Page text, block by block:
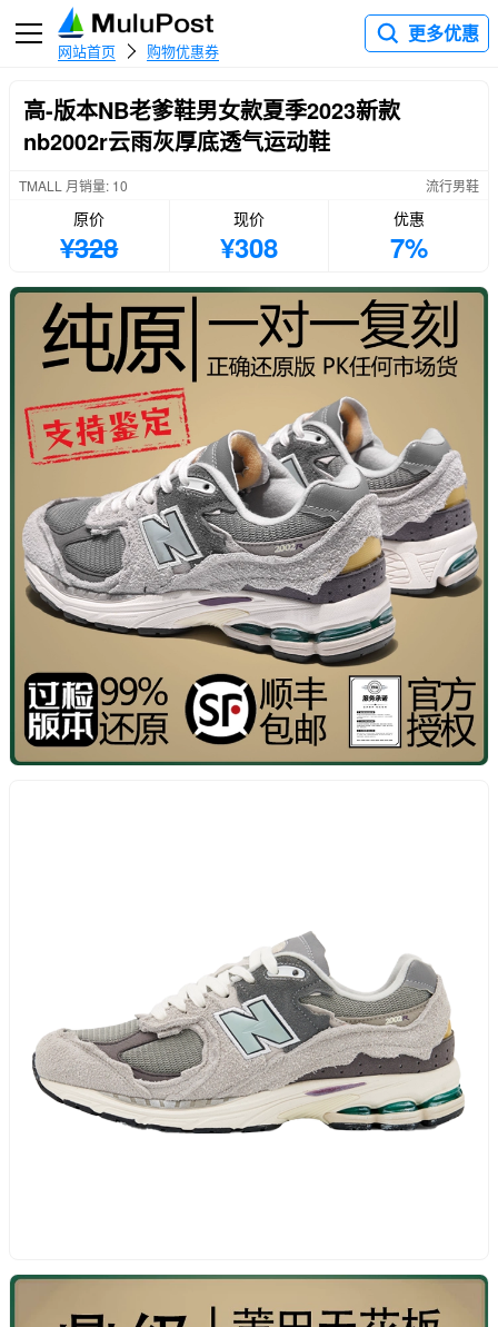
网站首页 购物优惠券
更多优惠
高-版本NB老爹鞋男女款夏季2023新款
nb2002r云雨灰厚底透气运动鞋
TMALL 月销量: 10 流行男鞋
原价
¥328
现价
¥308
优惠
7%